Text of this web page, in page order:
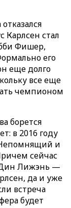
Карлсен стал
Фишер,
его
еще долго
все еще
чемпионом
борется
в 2016 году
и
сейчас
Дин Лижэнь —
да и уже
встреча
будет